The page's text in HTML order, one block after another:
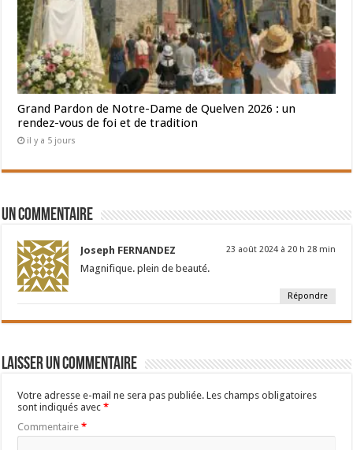
Grand Pardon de Notre-Dame de Quelven 2026 : un
rendez-vous de foi et de tradition
il y a 5 jours
Un commentaire
Joseph FERNANDEZ 23 août 2024 à 20 h 28 min
Magnifique. plein de beauté.
Répondre
Laisser un commentaire
Votre adresse e-mail ne sera pas publiée. Les champs obligatoires
sont indiqués avec*
Commentaire*